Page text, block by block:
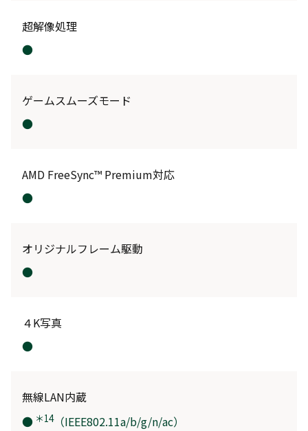
超解像処理
●
ゲームスムーズモード
●
AMD FreeSync™ Premium対応
●
オリジナルフレーム駆動
●
４K写真
●
無線LAN内蔵
● ＊14（IEEE802.11a/b/g/n/ac）